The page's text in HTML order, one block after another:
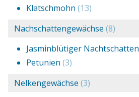
Klatschmohn (13)
Nachschattengewächse (8)
Jasminblütiger Nachtschatten
Petunien (3)
Nelkengewächse (3)